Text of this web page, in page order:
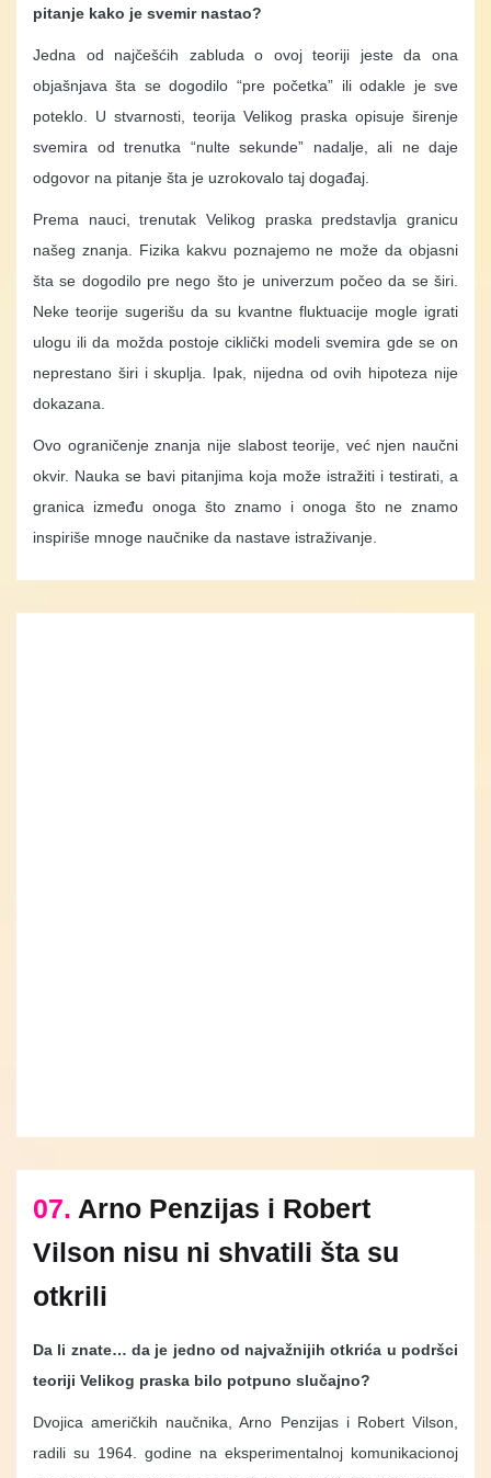
pitanje kako je svemir nastao?
Jedna od najčešćih zabluda o ovoj teoriji jeste da ona
objašnjava šta se dogodilo “pre početka” ili odakle je sve
poteklo. U stvarnosti, teorija Velikog praska opisuje širenje
svemira od trenutka “nulte sekunde” nadalje, ali ne daje
odgovor na pitanje šta je uzrokovalo taj događaj.
Prema nauci, trenutak Velikog praska predstavlja granicu
našeg znanja. Fizika kakvu poznajemo ne može da objasni
šta se dogodilo pre nego što je univerzum počeo da se širi.
Neke teorije sugerišu da su kvantne fluktuacije mogle igrati
ulogu ili da možda postoje ciklički modeli svemira gde se on
neprestano širi i skuplja. Ipak, nijedna od ovih hipoteza nije
dokazana.
Ovo ograničenje znanja nije slabost teorije, već njen naučni
okvir. Nauka se bavi pitanjima koja može istražiti i testirati, a
granica između onoga što znamo i onoga što ne znamo
inspiriše mnoge naučnike da nastave istraživanje.
07. Arno Penzijas i Robert
Vilson nisu ni shvatili šta su
otkrili
Da li znate… da je jedno od najvažnijih otkrića u podršci
teoriji Velikog praska bilo potpuno slučajno?
Dvojica američkih naučnika, Arno Penzijas i Robert Vilson,
radili su 1964. godine na eksperimentalnoj komunikacionoj